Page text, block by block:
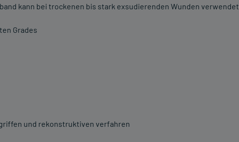
kann bei trockenen bis stark exsudierenden Wunden verwendet
Grades
und rekonstruktiven verfahren